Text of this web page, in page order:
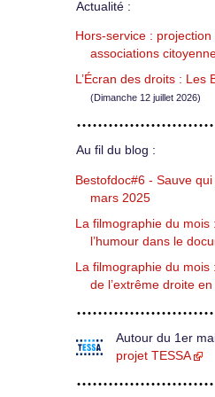
Actualité :
Hors-service :
associations
L’Écran des droits : Les
(Dimanche 12 juillet 2026)
Au fil du blog :
Bestofdoc#6 - Sauve
mars 2025
La filmographie du
l’humour dans le
La filmographie du
de l’extrême droite
Autour du 1er
projet TESSA